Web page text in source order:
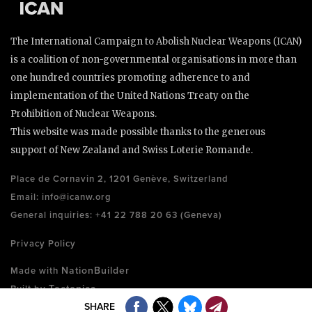
SHARE
The International Campaign to Abolish Nuclear Weapons (ICAN)
is a coalition of non-governmental organisations in more than
one hundred countries promoting adherence to and
implementation of the United Nations Treaty on the
Prohibition of Nuclear Weapons.
This website was made possible thanks to the generous
support of New Zealand and Swiss Loterie Romande.
Place de Cornavin 2, 1201 Genève, Switzerland
Email: info@icanw.org
General inquiries: +41 22 788 20 63 (Geneva)
Privacy Policy
Made with NationBuilder
Built byTectonica